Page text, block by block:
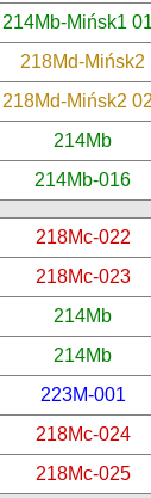
214Mb-Mińsk1
218Md-Mińsk2
218Md-Mińsk2
214Mb
214Mb-016
218Mc-022
218Mc-023
214Mb
214Mb
223M-001
218Mc-024
218Mc-025